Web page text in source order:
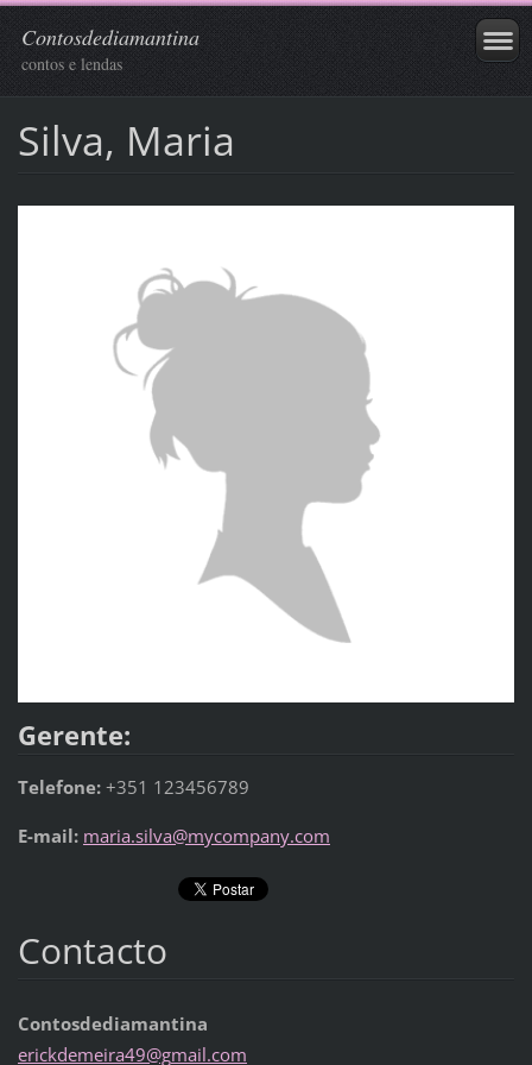
Contosdediamantina
contos e lendas
Silva, Maria
Gerente:
Telefone:+351 123456789
E-mail: maria.silva@mycompany.com
Contacto
Contosdediamantina
erickdemeira49@gmail.com